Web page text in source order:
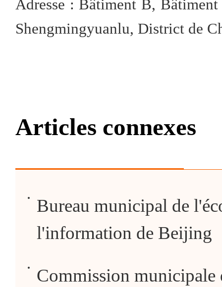
Adresse : Bâtiment B,
Shengmingyuanlu, District de
Articles connexes
Bureau municipal de
l'information de Beijing
Commission municipale